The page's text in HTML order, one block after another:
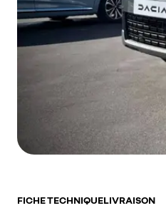
FICHE TECHNIQUELIVRAISON